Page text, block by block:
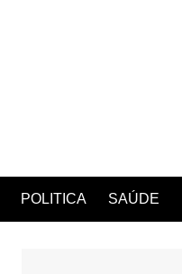
POLITICA SAÚDE